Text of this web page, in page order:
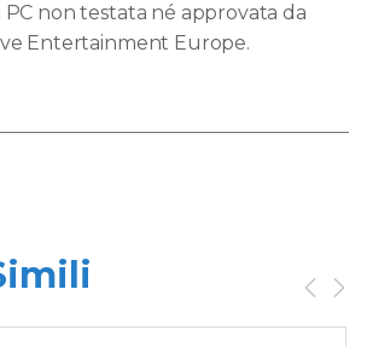
non testata né approvata da
Entertainment Europe.